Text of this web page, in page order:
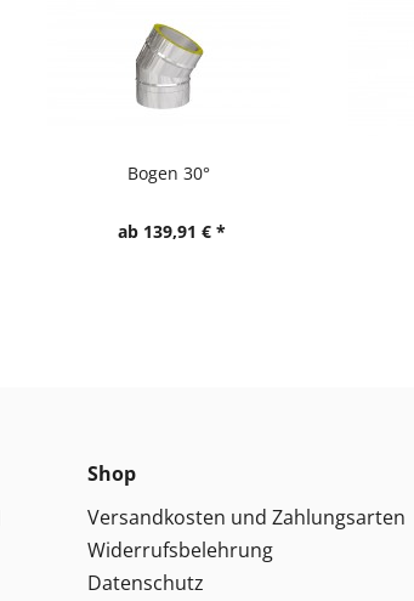
Bogen 30°
ab 139,91 € *
Shop
Versandkosten und Zahlungsarten
Widerrufsbelehrung
Datenschutz